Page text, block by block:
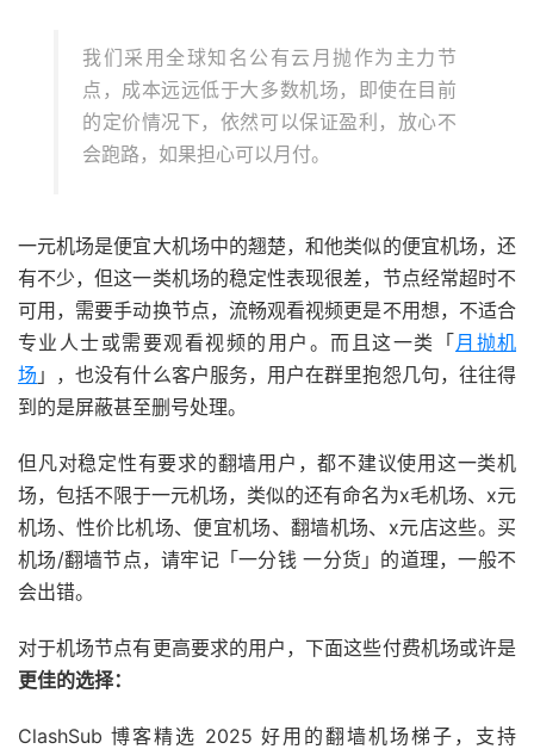
我们采用全球知名公有云月抛作为主力节
点，成本远远低于大多数机场，即使在目前
的定价情况下，依然可以保证盈利，放心不
会跑路，如果担心可以月付。
一元机场是便宜大机场中的翘楚，和他类似的便宜机场，还
有不少，但这一类机场的稳定性表现很差，节点经常超时不
可用，需要手动换节点，流畅观看视频更是不用想，不适合
专业人士或需要观看视频的用户。而且这一类「 月抛机
场 」，也没有什么客户服务，用户在群里抱怨几句，往往得
到的是屏蔽甚至删号处理。
但凡对稳定性有要求的翻墙用户，都不建议使用这一类机
场，包括不限于一元机场，类似的还有命名为x毛机场、x元
机场、性价比机场、便宜机场、翻墙机场、x元店这些。买
机场/翻墙节点，请牢记「一分钱 一分货」的道理，一般不
会出错。
对于机场节点有更高要求的用户，下面这些付费机场或许是
更佳的选择：
ClashSub 博客精选 2025 好用的翻墙机场梯子，支持